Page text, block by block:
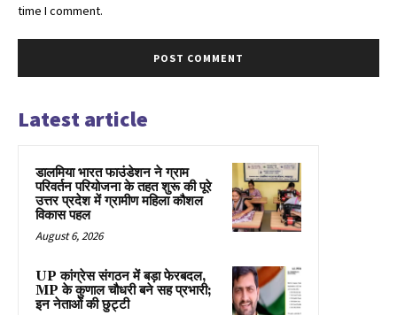
time I comment.
Latest article
डालमिया भारत फाउंडेशन ने ग्राम
परिवर्तन परियोजना के तहत शुरू की पूरे
उत्तर प्रदेश में ग्रामीण महिला कौशल
विकास पहल
August 6, 2026
UP कांग्रेस संगठन में बड़ा फेरबदल,
MP के कुणाल चौधरी बने सह प्रभारी;
इन नेताओं की छुट्टी